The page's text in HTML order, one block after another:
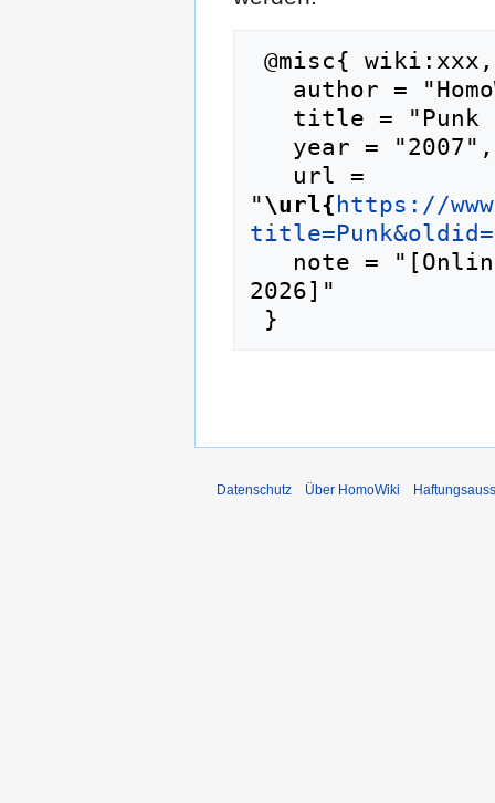
"\url{ https://
2026]"
Datenschutz Über HomoWiki